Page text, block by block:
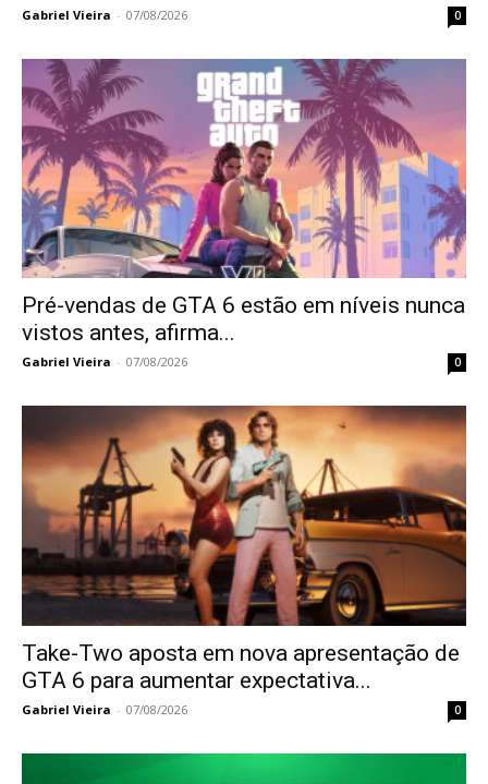
Gabriel Vieira - 07/08/2026 0
Pré-vendas de GTA 6 estão em níveis nunca
vistos antes, afirma...
Gabriel Vieira - 07/08/2026 0
Take-Two aposta em nova apresentação de
GTA 6 para aumentar expectativa...
Gabriel Vieira - 07/08/2026 0